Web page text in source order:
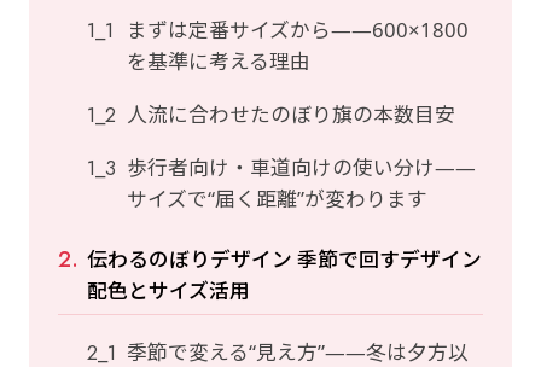
まずは定番サイズから——600×1800
を基準に考える理由
人流に合わせたのぼり旗の本数目安
歩行者向け・車道向けの使い分け——
サイズで“届く距離”が変わります
伝わるのぼりデザイン 季節で回すデザイン
配色とサイズ活用
季節で変える“見え方”——冬は夕方以